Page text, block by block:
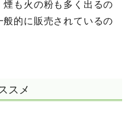
も火の粉も多く出るの
的に販売されているの
スメ